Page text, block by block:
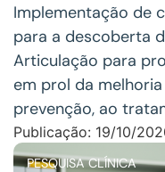
Implementação de
para a descoberta
Articulação para
em prol da
prevenção, ao
Publicação: 19/10/
PESQUISA CLÍNICA